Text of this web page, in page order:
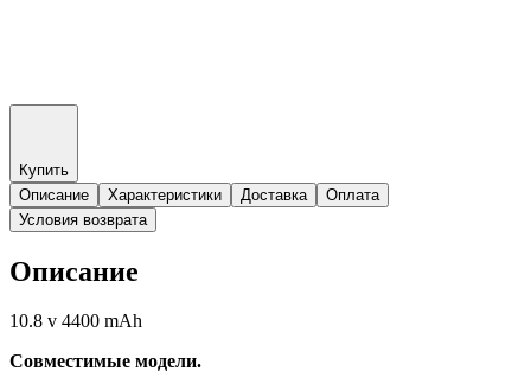
Купить
Описание
Характеристики Доставка
Оплата
Условия возврата
Описание
10.8 v 4400 mAh
Совместимые модели.